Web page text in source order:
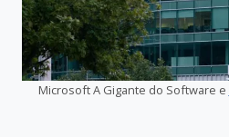
Microsoft A Gigante do Software e